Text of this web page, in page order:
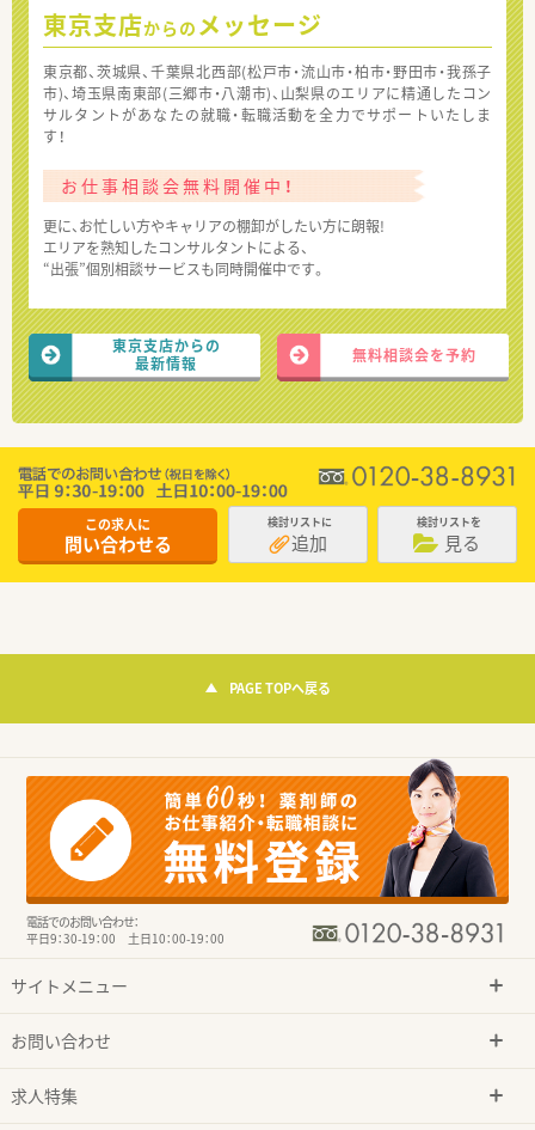
東京支店からの メッセージ
東京都、茨城県、千葉県北西部(松戸市・流山市・柏市・野田市・我孫子
市)、埼玉県南東部(三郷市・八潮市)、山梨県のエリアに精通したコン
サルタントがあなたの就職・転職活動を全力でサポートいたしま
す！
お仕事相談会無料開催中！
更に、お忙しい方やキャリアの棚卸がしたい方に朗報!
エリアを熟知したコンサルタントによる、
“出張”個別相談サービスも同時開催中です。
東京支店からの
最新情報
無料相談会を予約
この求人に
問い合わせる
検討リストに
追加
検討リストを
見る
PAGE TOPへ戻る
電話でのお問い合わせ：
平日9：30-19：00 土日10：00-19：00
サイトメニュー
お問い合わせ
求人特集